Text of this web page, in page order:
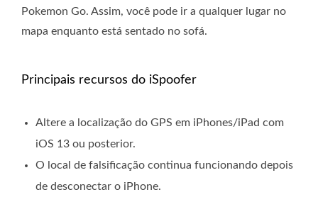
Pokemon Go. Assim, você pode ir a qualquer lugar no
mapa enquanto está sentado no sofá.
Principais recursos do iSpoofer
Altere a localização do GPS em iPhones/iPad com
iOS 13 ou posterior.
O local de falsificação continua funcionando depois
de desconectar o iPhone.